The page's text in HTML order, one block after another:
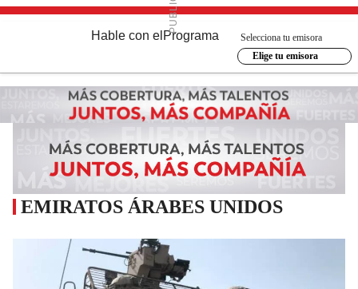
Hable con el Programa
Selecciona tu emisora
Elige tu emisora
EMIRATOS ÁRABES UNIDOS